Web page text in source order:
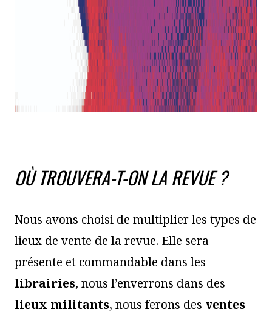
OÙ TROUVERA-T-ON LA REVUE ?
Nous avons choisi de multiplier les types de
lieux de vente de la revue. Elle sera
présente et commandable dans les
librairies, nous l’enverrons dans des
lieux militants, nous ferons des ventes